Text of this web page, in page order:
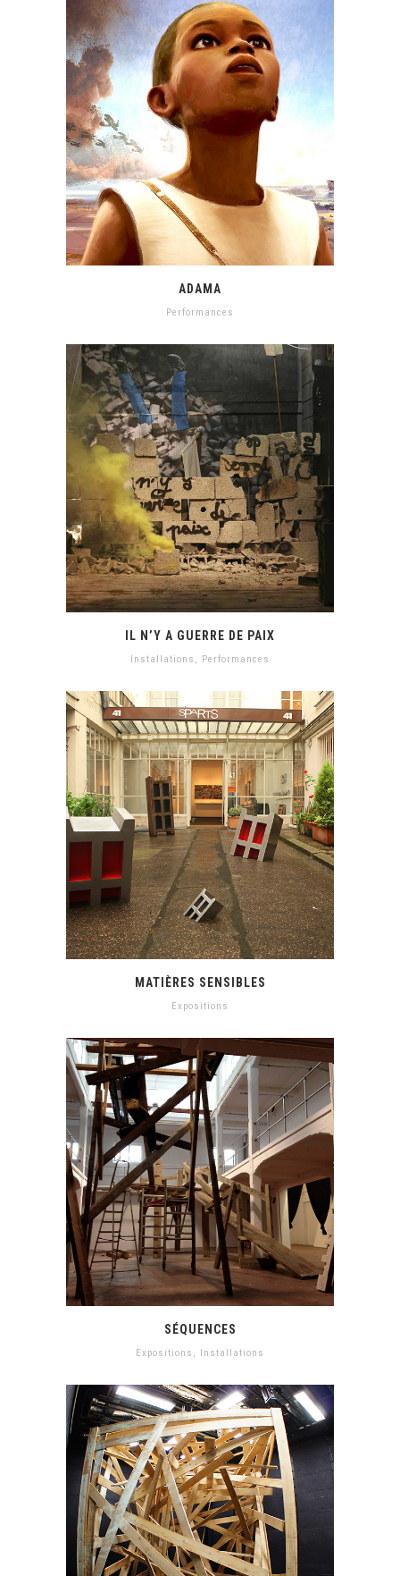
ADAMA
Performances
IL N’Y A GUERRE DE PAIX
Installations , Performances
MATIÈRES SENSIBLES
Expositions
SÉQUENCES
Expositions , Installations